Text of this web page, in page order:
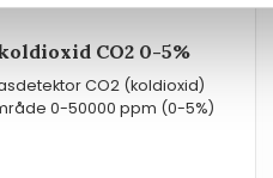
CO2 0-5%
CO2 (koldioxid)
0-50000 ppm (0-5%)